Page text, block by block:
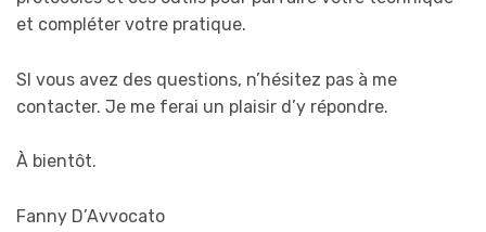
et compléter votre pratique.
SI vous avez des questions, n’hésitez pas à me
contacter. Je me ferai un plaisir d’y répondre.
À bientôt.
Fanny D’Avvocato